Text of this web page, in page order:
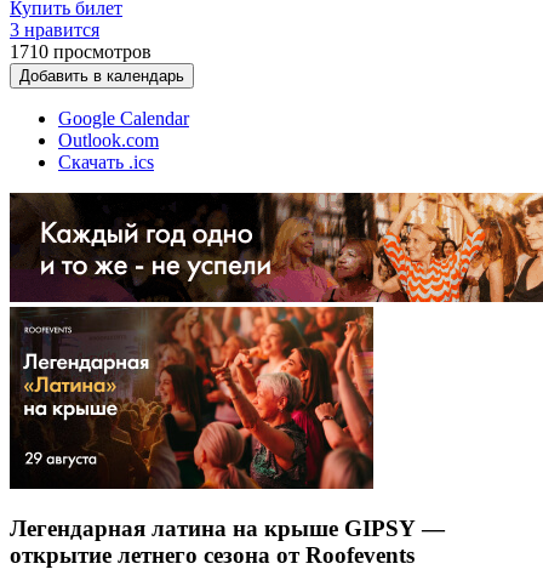
Купить билет
3 нравится
1710 просмотров
Добавить в календарь
Google Calendar
Outlook.com
Скачать .ics
Легендарная латина на крыше GIPSY —
открытие летнего сезона от Roofevents